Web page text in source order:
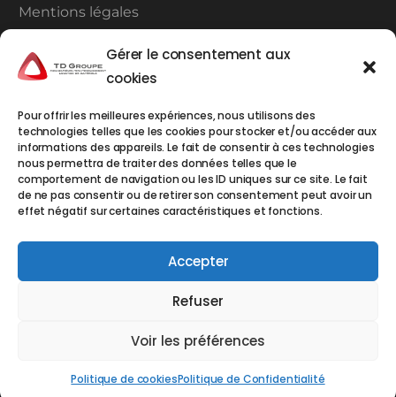
Gérer le consentement aux
cookies
Pour offrir les meilleures expériences, nous utilisons des
technologies telles que les cookies pour stocker et/ou accéder aux
informations des appareils. Le fait de consentir à ces technologies
nous permettra de traiter des données telles que le
comportement de navigation ou les ID uniques sur ce site. Le fait
de ne pas consentir ou de retirer son consentement peut avoir un
effet négatif sur certaines caractéristiques et fonctions.
Accepter
Refuser
Voir les préférences
Politique de cookiesPolitique de Confidentialité
Mentions légales
TD Groupe à Carros
TDCA1ERE AVENUE 4EME RUE 06510 CARROS
Tél : 04.93.72.59.80
TD Groupe à Monaco
EMDT / EML :« Le Mercure » 14, Avenue Crovetto
Frères – BP 469 - 98012 MONACO Cedex
Copyright © 2024 – Tous droits réservés – Site réalisé par